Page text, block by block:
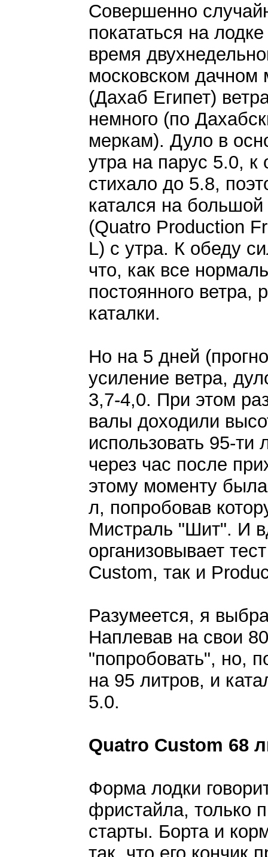
Совершенно
покататься на
время
московском
(Дахаб Египет)
немного (по
меркам). Дуло в
утра на парус 5.0, к
стихало до 5.8,
катался на большой
(Quatro Production
L) с утра. К обеду
что, как все
постоянного ветра,
каталки.
Но на 5 дней
усиление ветра,
3,7-4,0. При этом
валы доходили
использовать 95-ти
через час после
этому моменту
л, попробовав
Мистраль "Шит". И
организовывает
Custom, так и
Разумеется, я
Наплевав на свои
"попробовать", но,
на 95 литров, и
5.0.
Quatro Custom 68
Форма лодки
фристайла, только
старты. Борта и